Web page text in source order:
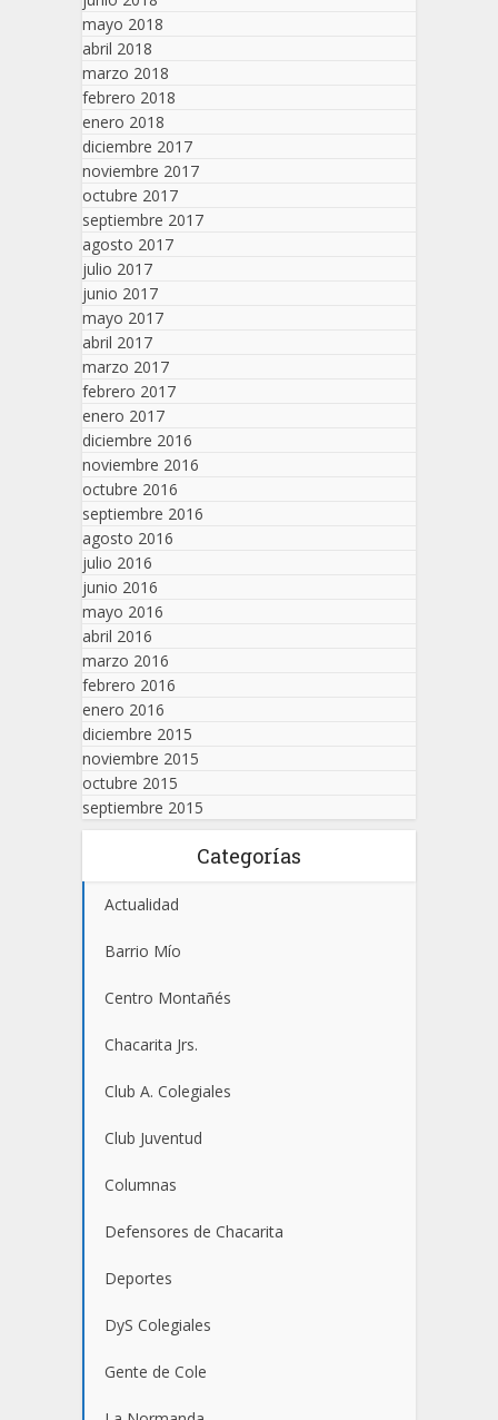
mayo 2018
abril 2018
marzo 2018
febrero 2018
enero 2018
diciembre 2017
noviembre 2017
octubre 2017
septiembre 2017
agosto 2017
julio 2017
junio 2017
mayo 2017
abril 2017
marzo 2017
febrero 2017
enero 2017
diciembre 2016
noviembre 2016
octubre 2016
septiembre 2016
agosto 2016
julio 2016
junio 2016
mayo 2016
abril 2016
marzo 2016
febrero 2016
enero 2016
diciembre 2015
noviembre 2015
octubre 2015
septiembre 2015
Categorías
Actualidad
Barrio Mío
Centro Montañés
Chacarita Jrs.
Club A. Colegiales
Club Juventud
Columnas
Defensores de Chacarita
Deportes
DyS Colegiales
Gente de Cole